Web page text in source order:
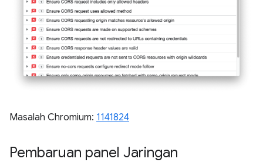
Masalah Chromium: 1141824
Pembaruan panel Jaringan